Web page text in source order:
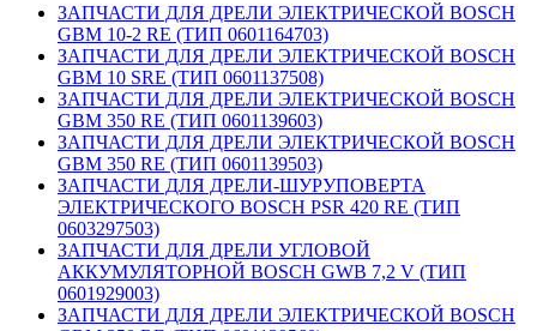
ЗАПЧАСТИ ДЛЯ ДРЕЛИ ЭЛЕКТРИЧЕСКОЙ BOSCH
GBM 10-2 RE (ТИП 0601164703)
ЗАПЧАСТИ ДЛЯ ДРЕЛИ ЭЛЕКТРИЧЕСКОЙ BOSCH
GBM 10 SRE (ТИП 0601137508)
ЗАПЧАСТИ ДЛЯ ДРЕЛИ ЭЛЕКТРИЧЕСКОЙ BOSCH
GBM 350 RE (ТИП 0601139603)
ЗАПЧАСТИ ДЛЯ ДРЕЛИ ЭЛЕКТРИЧЕСКОЙ BOSCH
GBM 350 RE (ТИП 0601139503)
ЗАПЧАСТИ ДЛЯ ДРЕЛИ-ШУРУПОВЕРТА
ЭЛЕКТРИЧЕСКОГО BOSCH PSR 420 RE (ТИП
0603297503)
ЗАПЧАСТИ ДЛЯ ДРЕЛИ УГЛОВОЙ
АККУМУЛЯТОРНОЙ BOSCH GWB 7,2 V (ТИП
0601929003)
ЗАПЧАСТИ ДЛЯ ДРЕЛИ ЭЛЕКТРИЧЕСКОЙ BOSCH